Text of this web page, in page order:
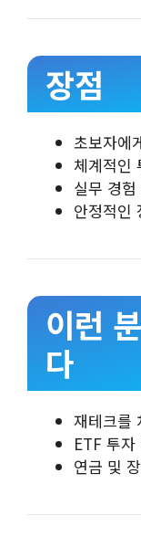
장점
초보자에
체계적인
실무 경
안정적인
이런
다
재테크를
ETF 투
연금 및